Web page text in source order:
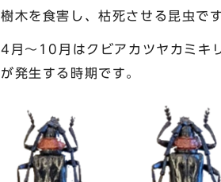
樹木を食害し、枯死させる昆虫です
4月～10月はクビアカツヤカミキ
が発生する時期です。